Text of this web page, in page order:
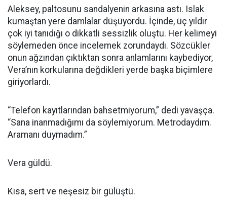
Aleksey, paltosunu sandalyenin arkasına astı. Islak
kumaştan yere damlalar düşüyordu. İçinde, üç yıldır
çok iyi tanıdığı o dikkatli sessizlik oluştu. Her kelimeyi
söylemeden önce incelemek zorundaydı. Sözcükler
onun ağzından çıktıktan sonra anlamlarını kaybediyor,
Vera’nın korkularına değdikleri yerde başka biçimlere
giriyorlardı.
“Telefon kayıtlarından bahsetmiyorum,” dedi yavaşça.
“Sana inanmadığımı da söylemiyorum. Metrodaydım.
Aramanı duymadım.”
Vera güldü.
Kısa, sert ve neşesiz bir gülüştü.